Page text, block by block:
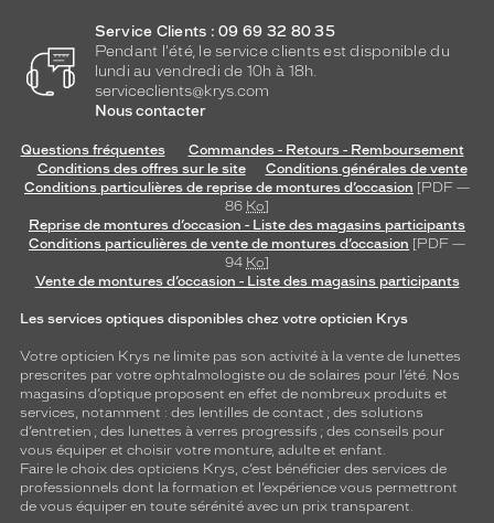
Service Clients : 09 69 32 80 35
Pendant l'été, le service clients est disponible du
lundi au vendredi de 10h à 18h.
serviceclients@krys.com
Nous contacter
Questions fréquentes
Commandes - Retours - Remboursement
Conditions des offres sur le site
Conditions générales de vente
Conditions particulières de reprise de montures d’occasion [PDF —
86 Ko]
Reprise de montures d’occasion - Liste des magasins participants
Conditions particulières de vente de montures d’occasion [PDF —
94 Ko]
Vente de montures d’occasion - Liste des magasins participants
Les services optiques disponibles chez votre opticien Krys
Votre opticien Krys ne limite pas son activité à la vente de lunettes
prescrites par votre ophtalmologiste ou de solaires pour l’été. Nos
magasins d’optique proposent en effet de nombreux produits et
services, notamment : des lentilles de contact ; des solutions
d’entretien ; des lunettes à verres progressifs ; des conseils pour
vous équiper et choisir votre monture, adulte et enfant.
Faire le choix des opticiens Krys, c’est bénéficier des services de
professionnels dont la formation et l’expérience vous permettront
de vous équiper en toute sérénité avec un prix transparent.